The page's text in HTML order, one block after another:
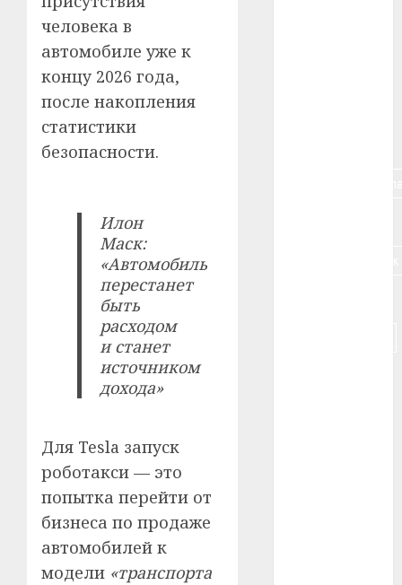
человека в
автомобиле уже к
концу 2026 года,
после накопления
статистики
безопасности.
Илон
Маск:
«Автомобиль
перестанет
быть
расходом
и станет
источником
дохода»
Для Tesla запуск
роботакси — это
попытка перейти от
бизнеса по продаже
автомобилей к
модели «транспорта